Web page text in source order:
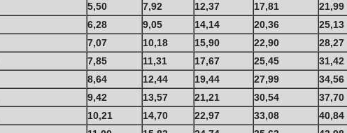
5,50 7,92 12,37 17,81
21,99
6,28 9,05 14,14 20,36
25,13
7,07 10,18 15,90 22,90
28,27
7,85 11,31 17,67 25,45
31,42
8,64 12,44 19,44 27,99
34,56
9,42 13,57 21,21 30,54
37,70
10,21 14,70 22,97 33,08
40,84